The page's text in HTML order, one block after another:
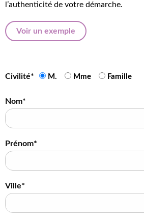
l’authenticité de votre démarche.
Voir un exemple
Civilité* M. Mme Famille
Nom*
Prénom*
Ville*